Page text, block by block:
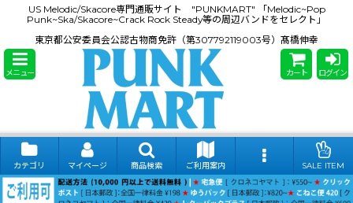
US Melodic/Skacore専門通販サイト "PUNKMART" 「Melodic~Pop
Punk~Ska/Skacore~Crack Rock Steady等の周辺バンドをセレクト」
東京都公安委員会公認古物商免許（第307792119003号）髙橋伸幸
メニュー カート ログイン
カテゴリ マイページ 商品検索 ご利用案内 SALE ITEM